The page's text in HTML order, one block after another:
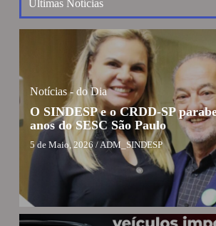
Últimas Notícias
Notícias - do Dia
O SINDESP e o CRDD-SP
anos do SESC São Paulo
5 de Maio, 2026 / ADM_SINDESP